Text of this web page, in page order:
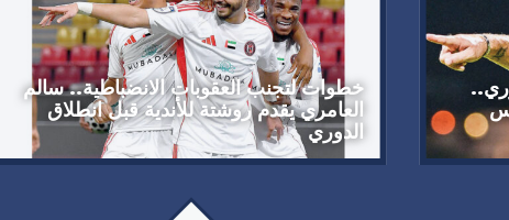
خطوات لتجنب العقوبات الانضباطية.. سالم
العامري يقدم روشتة للأندية قبل انطلاق
الدوري